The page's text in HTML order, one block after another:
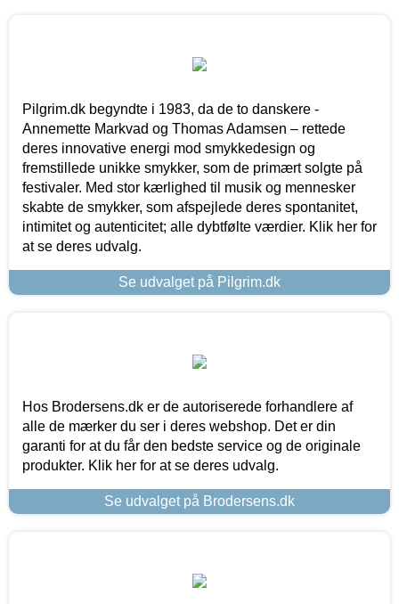
Pilgrim.dk begyndte i 1983, da de to danskere -
Annemette Markvad og Thomas Adamsen – rettede
deres innovative energi mod smykkedesign og
fremstillede unikke smykker, som de primært solgte på
festivaler. Med stor kærlighed til musik og mennesker
skabte de smykker, som afspejlede deres spontanitet,
intimitet og autenticitet; alle dybtfølte værdier. Klik her for
at se deres udvalg.
Se udvalget på Pilgrim.dk
Hos Brodersens.dk er de autoriserede forhandlere af
alle de mærker du ser i deres webshop. Det er din
garanti for at du får den bedste service og de originale
produkter. Klik her for at se deres udvalg.
Se udvalget på Brodersens.dk